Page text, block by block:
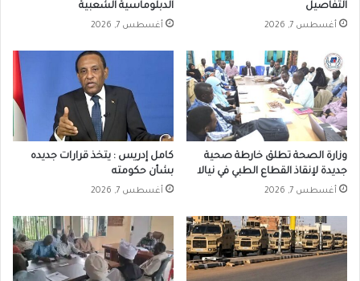
التفاصيل
أغسطس 7, 2026
الدبلوماسية الشعبية
أغسطس 7, 2026
وزارة الصحة تطلق خارطة صحية
جديدة لإنقاذ القطاع الطبي في نيالا
أغسطس 7, 2026
كامل إدريس : يتخذ قرارات جديده
بشأن حكومته
أغسطس 7, 2026